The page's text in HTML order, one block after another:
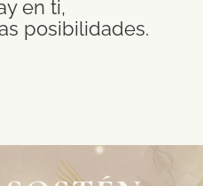
en ti,
posibilidades.